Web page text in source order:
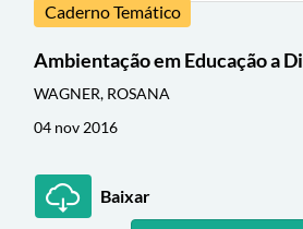
Caderno Temático
Ambientação em Educação a
WAGNER, ROSANA
04 nov 2016
Baixar